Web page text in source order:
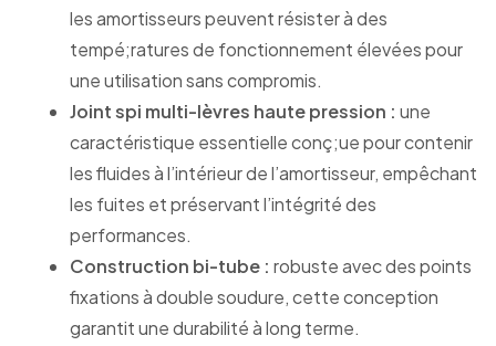
les amortisseurs peuvent résister à des
tempé;ratures de fonctionnement élevées pour
une utilisation sans compromis.
Joint spi multi-lèvres haute pression : une
caractéristique essentielle conç;ue pour contenir
les fluides à l’intérieur de l’amortisseur, empêchant
les fuites et préservant l’intégrité des
performances.
Construction bi-tube : robuste avec des points
fixations à double soudure, cette conception
garantit une durabilité à long terme.